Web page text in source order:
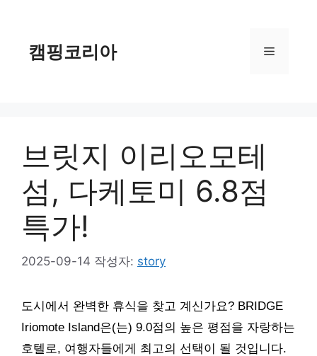
캠핑코리아 메
브릿지 이리오모테
섬, 다케토미 6.8점
특가!
2025-09-14 작성자: story
도시에서 완벽한 휴식을 찾고 계신가요? BRIDGE
Iriomote Island은(는) 9.0점의 높은 평점을 자랑하는
호텔로, 여행자들에게 최고의 선택이 될 것입니다.